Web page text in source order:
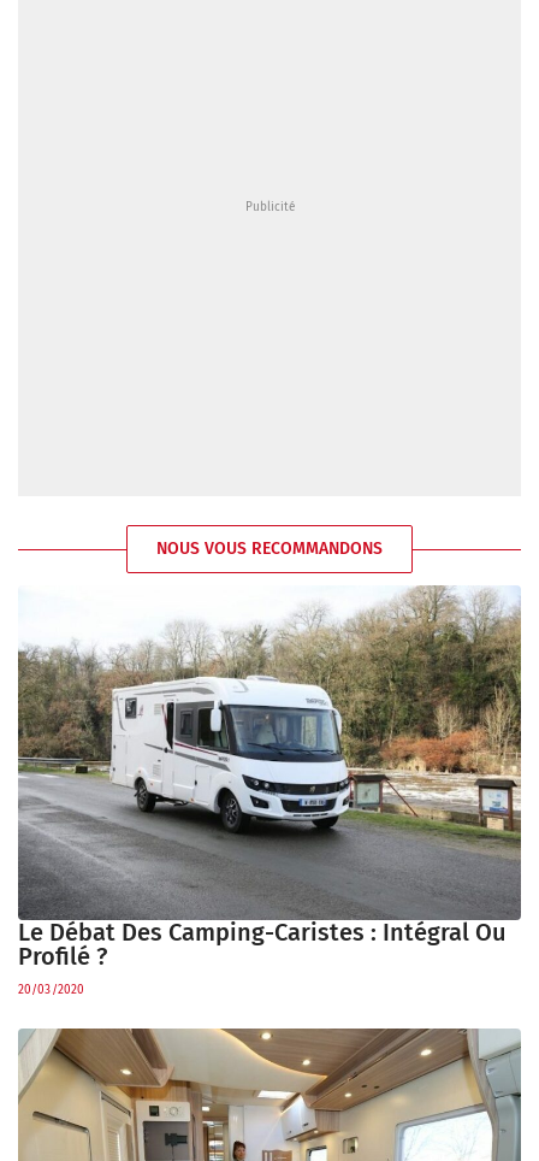
NOUS VOUS RECOMMANDONS
Le Débat Des Camping-Caristes : Intégral Ou
Profilé ?
20/03/2020